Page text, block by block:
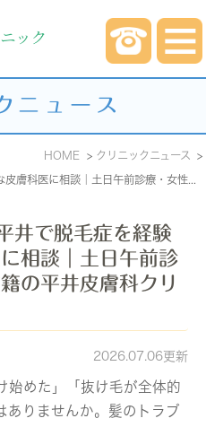
ニュース
HOME クリニックニュース
井で脱毛症を経験
相談｜土日午前診
の平井皮膚科クリ
2026.07.06更新
始めた」「抜け毛が全体的
ありませんか。髪のトラブ